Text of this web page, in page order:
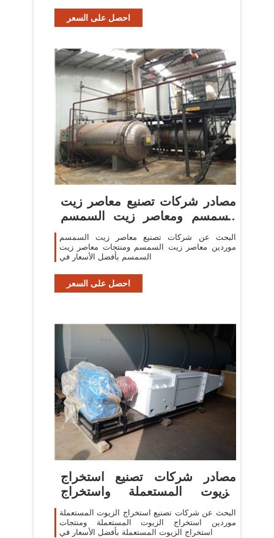
احصل على السعر
مصادر شركات تصنيع معاصر زيت
السمسم ومعاصر زيت السمسم
البحث عن شركات تصنيع معاصر زيت السمسم
موردين معاصر زيت السمسم ومنتجات معاصر زيت
السمسم بأفضل الأسعار في
احصل على السعر
مصادر شركات تصنيع استخراج
الزيوت المستعملة واستخراج
الزيوت
البحث عن شركات تصنيع استخراج الزيوت المستعملة
موردين استخراج الزيوت المستعملة ومنتجات
استخراج الزيوت المستعملة بأفضل الأسعار في